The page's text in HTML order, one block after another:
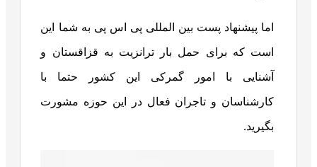
اما پیشنهاد پست بین المللی پی اس پی به شما این
است که برای حمل بار ترانزیت به قزاقستان و
آشنایی با امور گمرکی این کشور حتما با
کارشناسان و تاجران فعال در این حوزه مشورت
بگیرید.